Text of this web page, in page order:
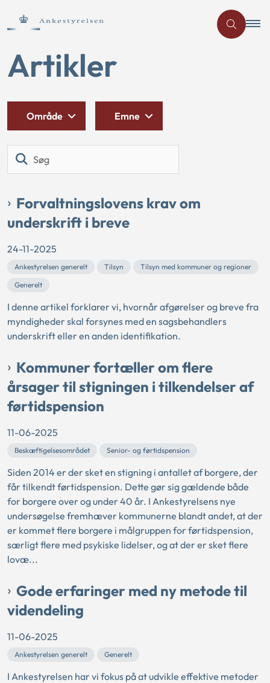
Artikler
Område Emne
Forvaltningslovens krav om
underskrift i breve
24-11-2025
Ankestyrelsen generelt Tilsyn
Tilsyn med kommuner og regioner
Generelt
I denne artikel forklarer vi, hvornår afgørelser og breve fra
myndigheder skal forsynes med en sagsbehandlers
underskrift eller en anden identifikation.
Kommuner fortæller om flere
årsager til stigningen i tilkendelser af
førtidspension
11-06-2025
Beskæftigelsesområdet Senior- og førtidspension
Siden 2014 er der sket en stigning i antallet af borgere, der
får tilkendt førtidspension. Dette gør sig gældende både
for borgere over og under 40 år. I Ankestyrelsens nye
undersøgelse fremhæver kommunerne blandt andet, at der
er kommet flere borgere i målgruppen for førtidspension,
særligt flere med psykiske lidelser, og at der er sket flere
lovæ...
Gode erfaringer med ny metode til
videndeling
11-06-2025
Ankestyrelsen generelt Generelt
I Ankestyrelsen har vi fokus på at udvikle effektive metoder